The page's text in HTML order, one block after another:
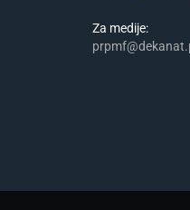
Za medije: